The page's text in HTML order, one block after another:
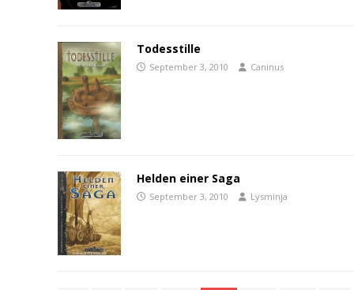
Todesstille
September 3, 2010 Caninus
Helden einer Saga
September 3, 2010 Lysminja